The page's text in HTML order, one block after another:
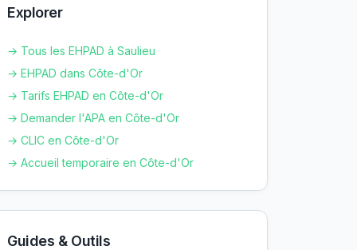
Explorer
→ Tous les EHPAD à Saulieu
→ EHPAD dans Côte-d'Or
→ Tarifs EHPAD en Côte-d'Or
→ Demander l'APA en Côte-d'Or
→ CLIC en Côte-d'Or
→ Accueil temporaire en Côte-d'Or
Guides & Outils